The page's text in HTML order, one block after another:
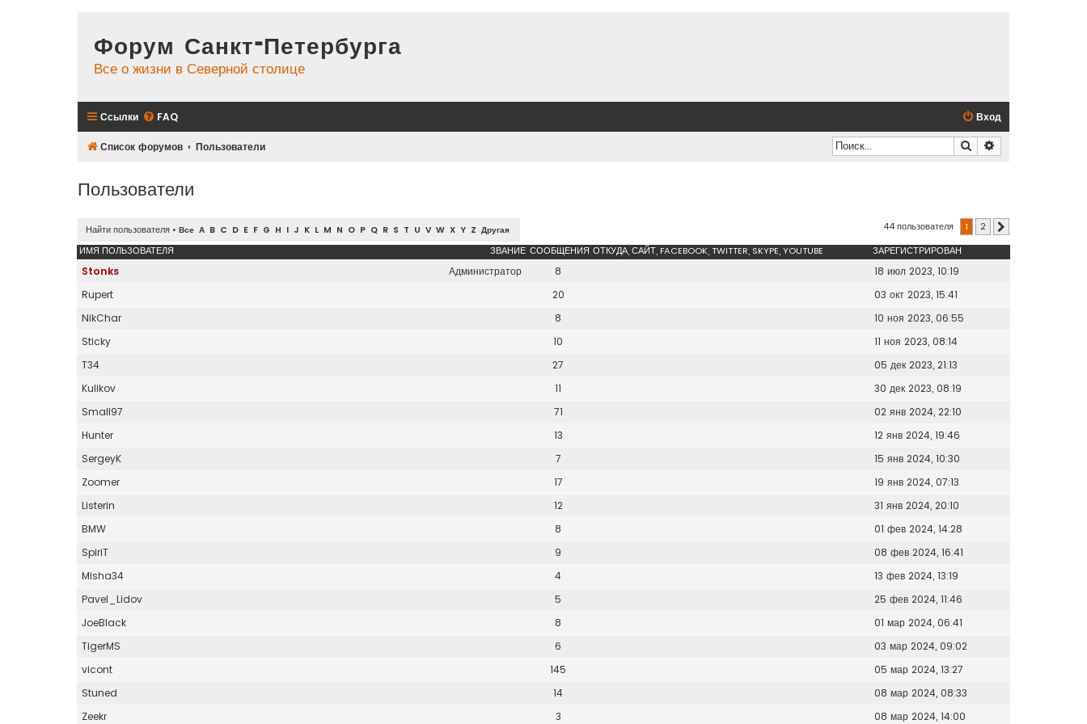
Форум Санкт-Петербурга
Все о жизни в Северной столице
Ссылки FAQ Вход
Список форумов Пользователи Поиск
Пользователи
Найти пользователя • Все A B C D E F G H I J K L M N O P Q R S T U V W X Y Z Другая 44 пользователя 1 2
ЗВАНИЕ
ИМЯ ПОЛЬЗОВАТЕЛЯ СООБЩЕНИЯ ОТКУДА, САЙТ, FACEBOOK, TWITTER, SKYPE, YOUTUBE ЗАРЕГИСТРИРОВАН
Администратор
Stonks 8
18 июл 2023, 10:19
Rupert
20
03 окт 2023, 15:41
NikChar
8
10 ноя 2023, 06:55
Sticky
10
11 ноя 2023, 08:14
T34
27
05 дек 2023, 21:13
Kulikov
11
30 дек 2023, 08:19
Small97
71
02 янв 2024, 22:10
Hunter
13
12 янв 2024, 19:46
SergeyK
7
15 янв 2024, 10:30
Zoomer
17
19 янв 2024, 07:13
Listerin
12
31 янв 2024, 20:10
BMW
8
01 фев 2024, 14:28
SpiriT
9
08 фев 2024, 16:41
Misha34
4
13 фев 2024, 13:19
Pavel_Lidov
5
25 фев 2024, 11:46
JoeBlack
8
01 мар 2024, 06:41
TigerMS
6
03 мар 2024, 09:02
vicont
145
05 мар 2024, 13:27
Stuned
14
08 мар 2024, 08:33
Zeekr
3 08 мар 2024, 14:00